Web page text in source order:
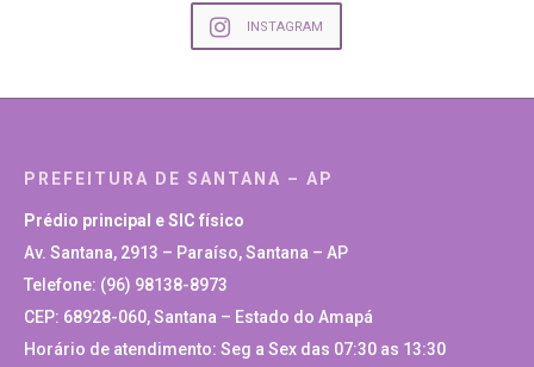
INSTAGRAM
PREFEITURA DE SANTANA – AP
Prédio principal e SIC físico
Av. Santana, 2913 – Paraíso, Santana – AP
Telefone: (96) 98138-8973
CEP: 68928-060, Santana – Estado do Amapá
Horário de atendimento: Seg a Sex das 07:30 as 13:30